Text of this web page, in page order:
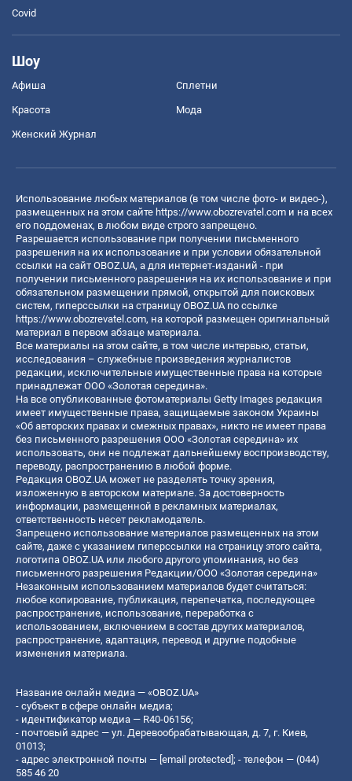
Covid
Шоу
Афиша Сплетни
Красота Мода
Женский Журнал
Использование любых материалов (в том числе фото- и видео-),
размещенных на этом сайте https://www.obozrevatel.com и на всех
его поддоменах, в любом виде строго запрещено.
Разрешается использование при получении письменного
разрешения на их использование и при условии обязательной
ссылки на сайт OBOZ.UA, а для интернет-изданий - при
получении письменного разрешения на их использование и при
обязательном размещении прямой, открытой для поисковых
систем, гиперссылки на страницу OBOZ.UA по ссылке
https://www.obozrevatel.com, на которой размещен оригинальный
материал в первом абзаце материала.
Все материалы на этом сайте, в том числе интервью, статьи,
исследования – служебные произведения журналистов
редакции, исключительные имущественные права на которые
принадлежат ООО «Золотая середина».
На все опубликованные фотоматериалы Getty Images редакция
имеет имущественные права, защищаемые законом Украины
«Об авторских правах и смежных правах», никто не имеет права
без письменного разрешения ООО «Золотая середина» их
использовать, они не подлежат дальнейшему воспроизводству,
переводу, распространению в любой форме.
Редакция OBOZ.UA может не разделять точку зрения,
изложенную в авторском материале. За достоверность
информации, размещенной в рекламных материалах,
ответственность несет рекламодатель.
Запрещено использование материалов размещенных на этом
сайте, даже с указанием гиперссылки на страницу этого сайта,
логотипа OBOZ.UA или любого другого упоминания, но без
письменного разрешения Редакции/ООО «Золотая середина»
Незаконным использованием материалов будет считаться:
любое копирование, публикация, перепечатка, последующее
распространение, использование, переработка с
использованием, включением в состав других материалов,
распространение, адаптация, перевод и другие подобные
изменения материала.
Название онлайн медиа — «OBOZ.UA»
- субъект в сфере онлайн медиа;
- идентификатор медиа — R40-06156;
- почтовый адрес — ул. Деревообрабатывающая, д. 7, г. Киев,
01013;
- адрес электронной почты — [email protected] ; - телефон — (044)
585 46 20